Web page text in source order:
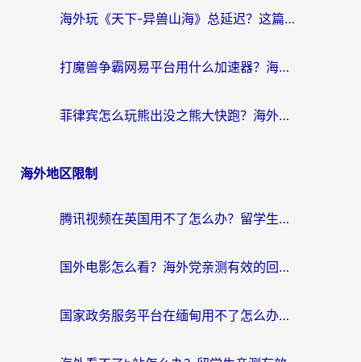
海外玩《天下-异兽山海》总延迟？这篇延迟加速器指南帮你告别卡顿（附日本玩Sky光·遇最高警戒解决方案）
打魔兽争霸网易平台用什么加速器？海外党亲测有效的国服游戏加速指南
菲律宾怎么玩熊出没之熊大快跑？海外党国服游戏加速终极攻略（附3款热门游戏实测）
海外地区限制
腾讯视频在英国用不了怎么办？留学生亲测有效的回国加速器指南
国外电影怎么看？海外党亲测有效的回国加速器选择指南
国家政务服务平台在缅甸用不了怎么办？海外华人必看的回国加速全攻略